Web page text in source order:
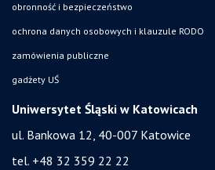
obronność i bezpieczeństwo
ochrona danych osobowych i klauzule RODO
zamówienia publiczne
gadżety UŚ
Uniwersytet Śląski w Katowicach
ul. Bankowa 12, 40-007 Katowice
tel. +48 32 359 22 22